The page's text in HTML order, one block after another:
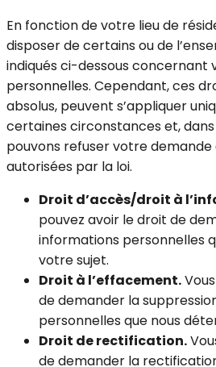
En fonction de votre lieu de
disposer de certains ou de
indiqués ci-dessous concernant
personnelles. Cependant, ces
absolus, peuvent s’appliquer
certaines circonstances et,
pouvons refuser votre demande
autorisées par la loi.
Droit d’accès/droit à
pouvez avoir le droit de
informations personnelles
votre sujet.
Droit à l’effacement.
de demander la
personnelles que nous
Droit de rectification.
de demander la